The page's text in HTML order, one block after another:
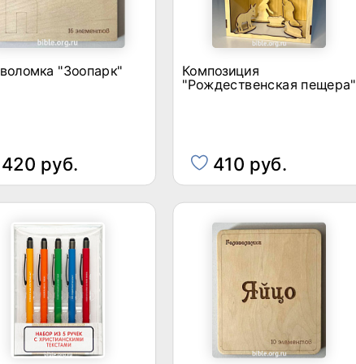
"Зоопарк"
420 руб.
Композиция
"Рождественская пещера"
410 руб.